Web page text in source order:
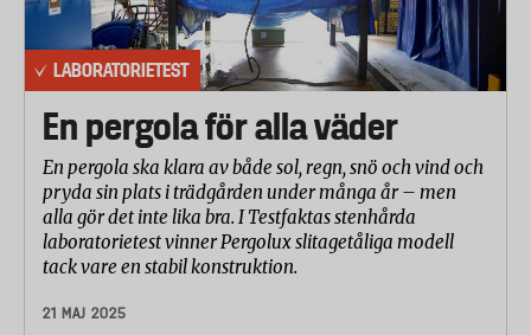
LABORATORIETEST
En pergola för alla väder
En pergola ska klara av både sol, regn, snö och vind och
pryda sin plats i trädgården under många år – men
alla gör det inte lika bra. I Testfaktas stenhårda
laboratorietest vinner Pergolux slitagetåliga modell
tack vare en stabil konstruktion.
21 MAJ 2025